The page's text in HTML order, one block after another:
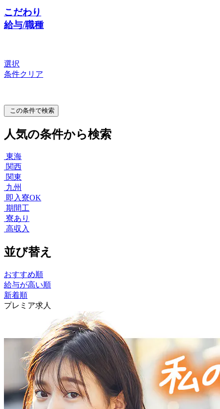
こだわり
給与/職種
選択
条件クリア
この条件で検索
人気の条件から検索
東海
関西
関東
九州
即入寮OK
期間工
寮あり
高収入
並び替え
おすすめ順
給与が高い順
新着順
プレミア求人